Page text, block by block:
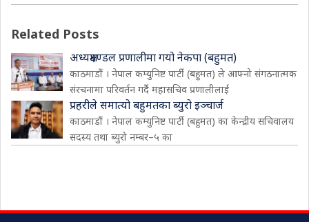
Related Posts
अध्यक्षमण्डल प्रणालीमा गयो नेकपा (बहुमत)
काठमाडौं । नेपाल कम्युनिष्ट पार्टी (बहुमत) ले आफ्नो संगठनात्मक
संरचनामा परिवर्तन गर्दै महासचिव प्रणालीलाई
प्रहरीले समात्यो बहुमतका ब्युरो इञ्चार्ज
काठमाडौं । नेपाल कम्युनिष्ट पार्टी (बहुमत) का केन्द्रीय सचिवालय
सदस्य तथा ब्युरो नम्बर–५ का